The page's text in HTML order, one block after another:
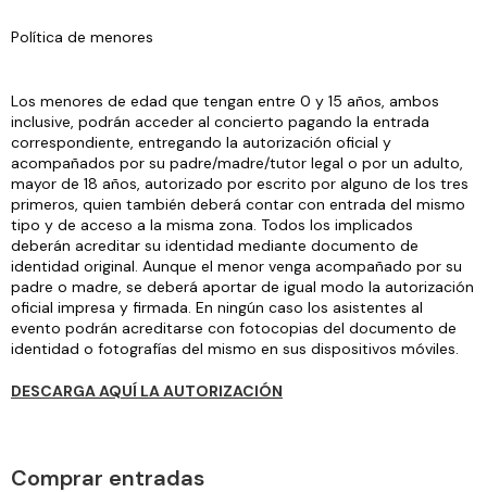
Política de menores
Los menores de edad que tengan entre 0 y 15 años, ambos
inclusive, podrán acceder al concierto pagando la entrada
correspondiente, entregando la autorización oficial y
acompañados por su padre/madre/tutor legal o por un adulto,
mayor de 18 años, autorizado por escrito por alguno de los tres
primeros, quien también deberá contar con entrada del mismo
tipo y de acceso a la misma zona. Todos los implicados
deberán acreditar su identidad mediante documento de
identidad original. Aunque el menor venga acompañado por su
padre o madre, se deberá aportar de igual modo la autorización
oficial impresa y firmada. En ningún caso los asistentes al
evento podrán acreditarse con fotocopias del documento de
identidad o fotografías del mismo en sus dispositivos móviles.
DESCARGA AQUÍ LA AUTORIZACIÓN
Comprar entradas